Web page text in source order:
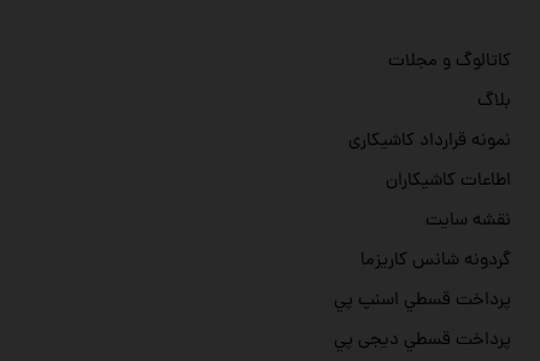
کاتالوگ و مجلات
بلاگ
نمونه قرارداد کاشیکاری
اطاعات کاشیکاران
نقشه سایت
گردونه شانس کاریزما
پرداخت قسطي اسنپ پي
پرداخت قسطي دیجی پي